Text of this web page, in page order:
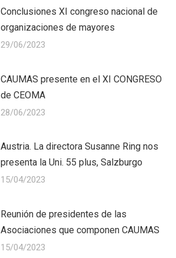
Conclusiones XI congreso nacional de
organizaciones de mayores
29/06/2023
CAUMAS presente en el XI CONGRESO
de CEOMA
28/06/2023
Austria. La directora Susanne Ring nos
presenta la Uni. 55 plus, Salzburgo
15/04/2023
Reunión de presidentes de las
Asociaciones que componen CAUMAS
15/04/2023